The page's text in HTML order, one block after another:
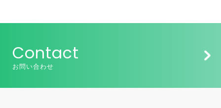
Contact
お問い合わせ